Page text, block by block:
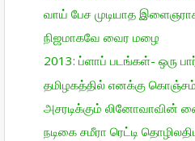
வாய் பேச முடியாத
நிஜமாகவே வைர மழை
2013: ப்ளாப் படங்கள்- ஒரு
தமிழகத்தில் எனக்கு கொஞ்சம்
அசரடிக்கும் லினோவாவின்
நடிகை சமீரா ரெட்டி